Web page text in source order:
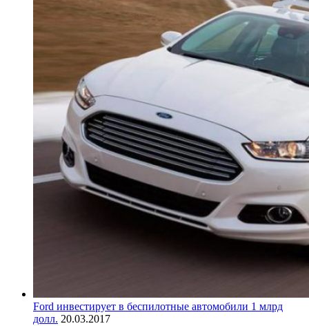
Ford инвестирует в беспилотные автомобили 1 млрд
долл. 20.03.2017